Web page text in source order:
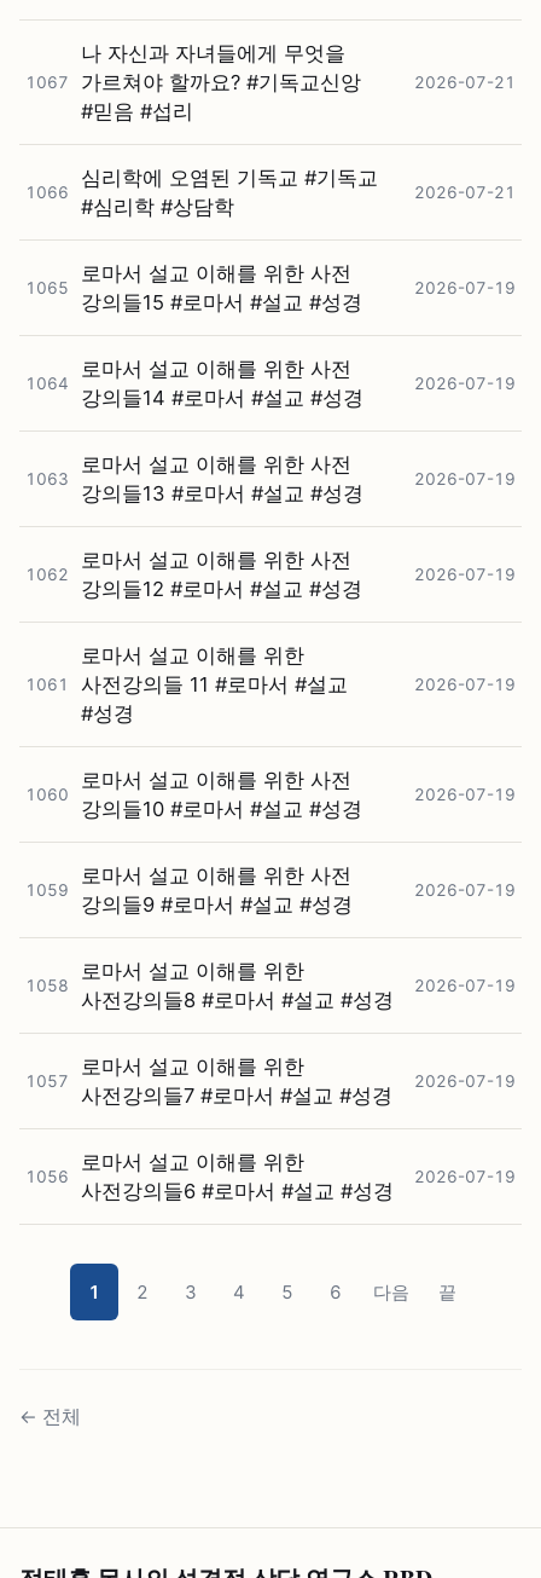
1067
나 자신과 자녀들에게 무엇을
가르쳐야 할까요? #⁠기독교신앙
#⁠믿음 #⁠섭리
2026-07-21
1066
심리학에 오염된 기독교 #⁠기독교
#⁠심리학 #⁠상담학
2026-07-21
1065
로마서 설교 이해를 위한 사전
강의들15 #⁠로마서 #⁠설교 #⁠성경
2026-07-19
1064
로마서 설교 이해를 위한 사전
강의들14 #⁠로마서 #⁠설교 #⁠성경
2026-07-19
1063
로마서 설교 이해를 위한 사전
강의들13 #⁠로마서 #⁠설교 #⁠성경
2026-07-19
1062
로마서 설교 이해를 위한 사전
강의들12 #⁠로마서 #⁠설교 #⁠성경
2026-07-19
1061
로마서 설교 이해를 위한
사전강의들 11 #⁠로마서 #⁠설교
#⁠성경
2026-07-19
1060
로마서 설교 이해를 위한 사전
강의들10 #⁠로마서 #⁠설교 #⁠성경
2026-07-19
1059
로마서 설교 이해를 위한 사전
강의들9 #⁠로마서 #⁠설교 #⁠성경
2026-07-19
1058
로마서 설교 이해를 위한
사전강의들8 #⁠로마서 #⁠설교 #⁠성경
2026-07-19
1057
로마서 설교 이해를 위한
사전강의들7 #⁠로마서 #⁠설교 #⁠성경
2026-07-19
1056
로마서 설교 이해를 위한
사전강의들6 #⁠로마서 #⁠설교 #⁠성경
2026-07-19
1 2 3 4 5 6 다음 끝
← 전체